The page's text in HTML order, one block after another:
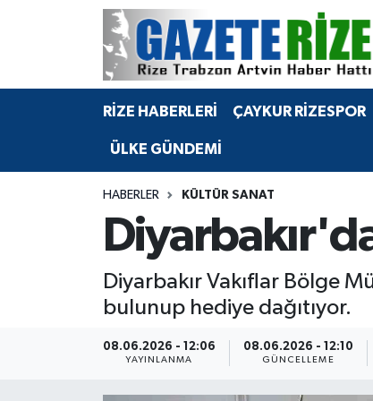
RİZE HABERLERİ ÇAYKUR RİZESPOR
ÜLKE GÜNDEMİ
HABERLER KÜLTÜR SANAT
Diyarbakır Vakıflar Bölge
bulunup hediye dağıtıyor.
08.06.2026 - 12:06
YAYINLANMA
08.06.2026 - 12:10
GÜNCELLEME
BÖLGEMİZ
Bilim Teknoloji
Advertising news
Merkez Nöbetçi Eczaneler
Merkez Hava Durumu
Merkez Trafik Yoğunluk Haritası
Tüm Manşetler
Son Dakika Haberleri
Haber Arşivi